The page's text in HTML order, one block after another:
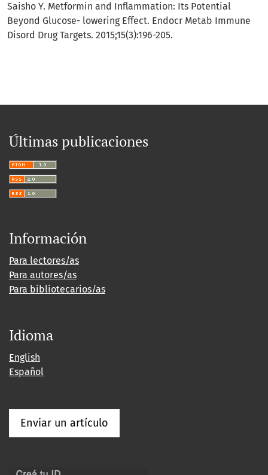
Saisho Y. Metformin and Inflammation: Its Potential
Beyond Glucose- lowering Effect. Endocr Metab Immune
Disord Drug Targets. 2015;15(3):196-205.
Últimas publicaciones
Información
Para lectores/as
Para autores/as
Para bibliotecarios/as
Idioma
English
Español
Enviar un artículo